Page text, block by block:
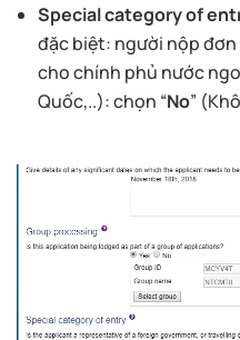
Special category of
đặc biệt: người nộp đơn
cho chính phủ nước
Quốc,..): chọn “No”